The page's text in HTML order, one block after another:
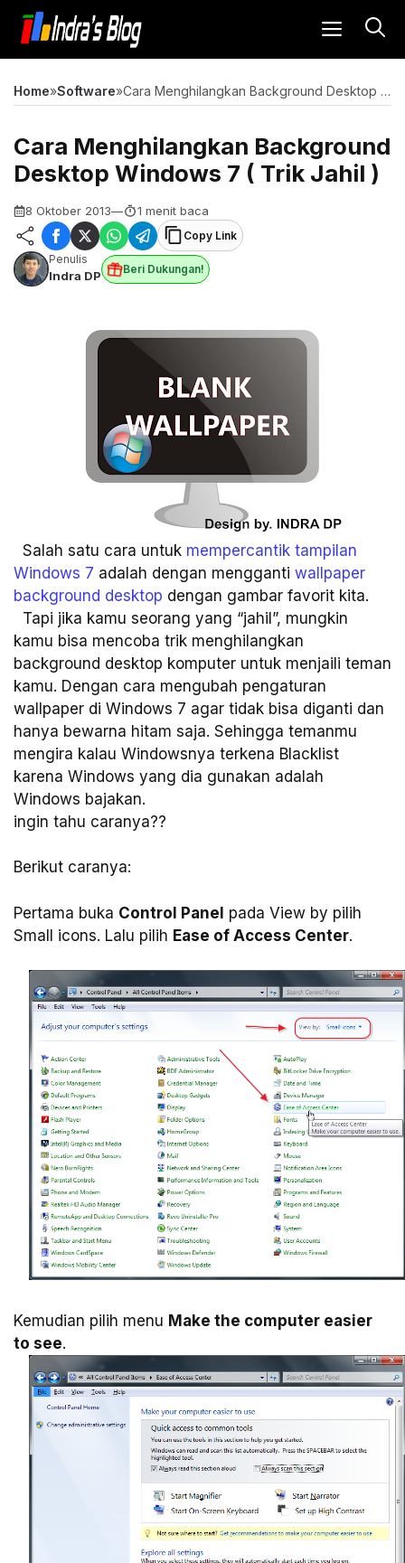
Langsung
isi
MENU
Home»Software» Cara Menghilangkan Background Desktop Windows 7 ( Trik Jahil )
Cara Menghilangkan Background
Desktop Windows 7 ( Trik Jahil )
8 Oktober 2013— 1 menit baca
Copy Link
Penulis
Indra DP Beri Dukungan!
Salah satu cara untuk mempercantik tampilan
Windows 7 adalah dengan mengganti wallpaper
background desktop dengan gambar favorit kita.
Tapi jika kamu seorang yang “jahil”, mungkin
kamu bisa mencoba trik menghilangkan
background desktop komputer untuk menjaili teman
kamu. Dengan cara mengubah pengaturan
wallpaper di Windows 7 agar tidak bisa diganti dan
hanya bewarna hitam saja. Sehingga temanmu
mengira kalau Windowsnya terkena Blacklist
karena Windows yang dia gunakan adalah
Windows bajakan.
ingin tahu caranya??
Berikut caranya:
Pertama buka Control Panel pada View by pilih
Small icons. Lalu pilih Ease of Access Center.
Kemudian pilih menu Make the computer easier
to see.